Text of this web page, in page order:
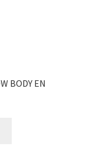
BODY EN